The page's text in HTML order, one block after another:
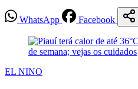
WhatsApp Facebook
EL NINO